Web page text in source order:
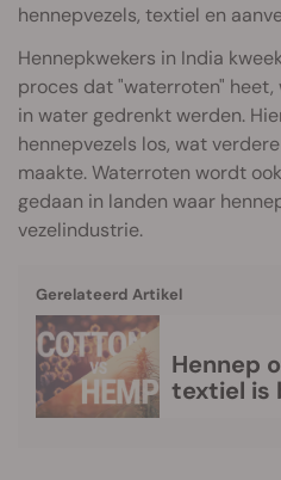
hennepvezels, textiel en
Hennepkwekers in India
proces dat "waterroten"
in water gedrenkt werden.
hennepvezels los, wat
maakte. Waterroten wordt
gedaan in landen waar
vezelindustrie.
Gerelateerd Artikel
Hennep of katoen: welk
textiel is